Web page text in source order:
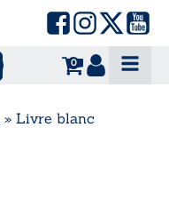
0
» Livre blanc